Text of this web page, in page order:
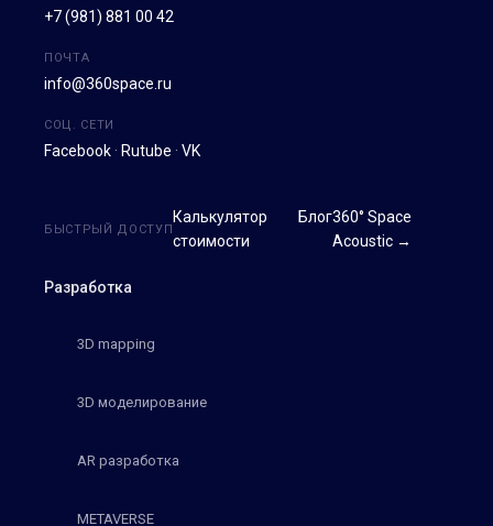
+7 (981) 881 00 42
ПОЧТА
info@360space.ru
СОЦ. СЕТИ
Facebook · Rutube · VK
Разработка
3D mapping
3D моделирование
AR разработка
METAVERSE
БЫСТРЫЙ ДОСТУП
Калькулятор
стоимости
Блог360° Space
Acoustic →